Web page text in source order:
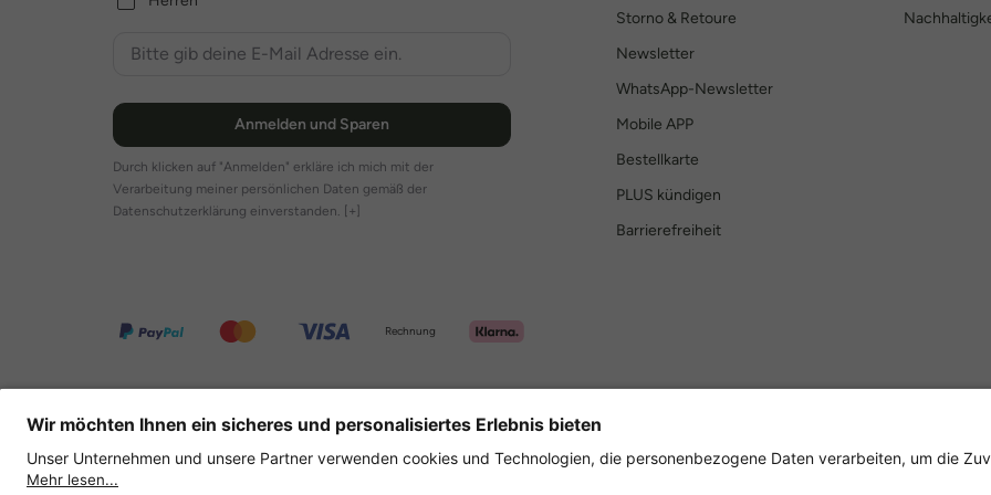
Anmelden und Sparen
Durch klicken auf "Anmelden" erkläre ich mich mit der
Verarbeitung meiner persönlichen Daten gemäß der
Datenschutzerklärung einverstanden. [+]
Storno & Retoure
Newsletter
WhatsApp-Newsletter
Mobile APP
Bestellkarte
PLUS kündigen
Barrierefreiheit
Rechnung
Sicher einkaufen mit